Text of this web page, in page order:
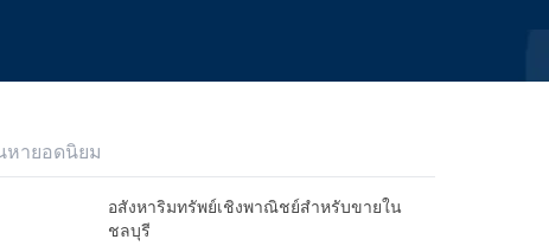
หายอดนิยม
อสังหาริมทรัพย์เชิงพาณิชย์สำหรับขายใน
ชลบุรี